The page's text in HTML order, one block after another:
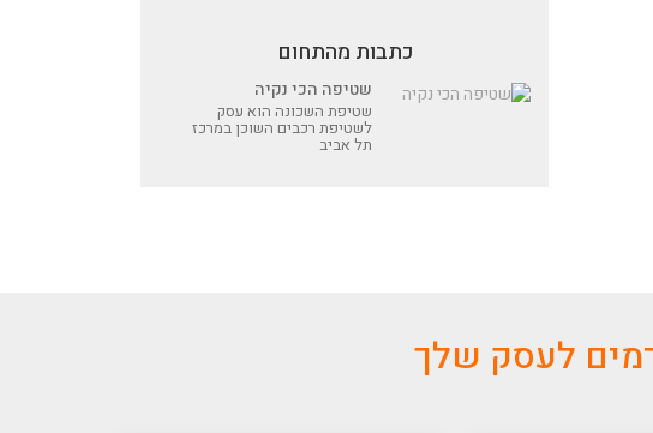
כתבות מהתחום
שטיפה הכי נקיה
שטיפת השכונה הוא עסק
לשטיפת רכבים השוכן במרכז
תל אביב
לעסק שלך